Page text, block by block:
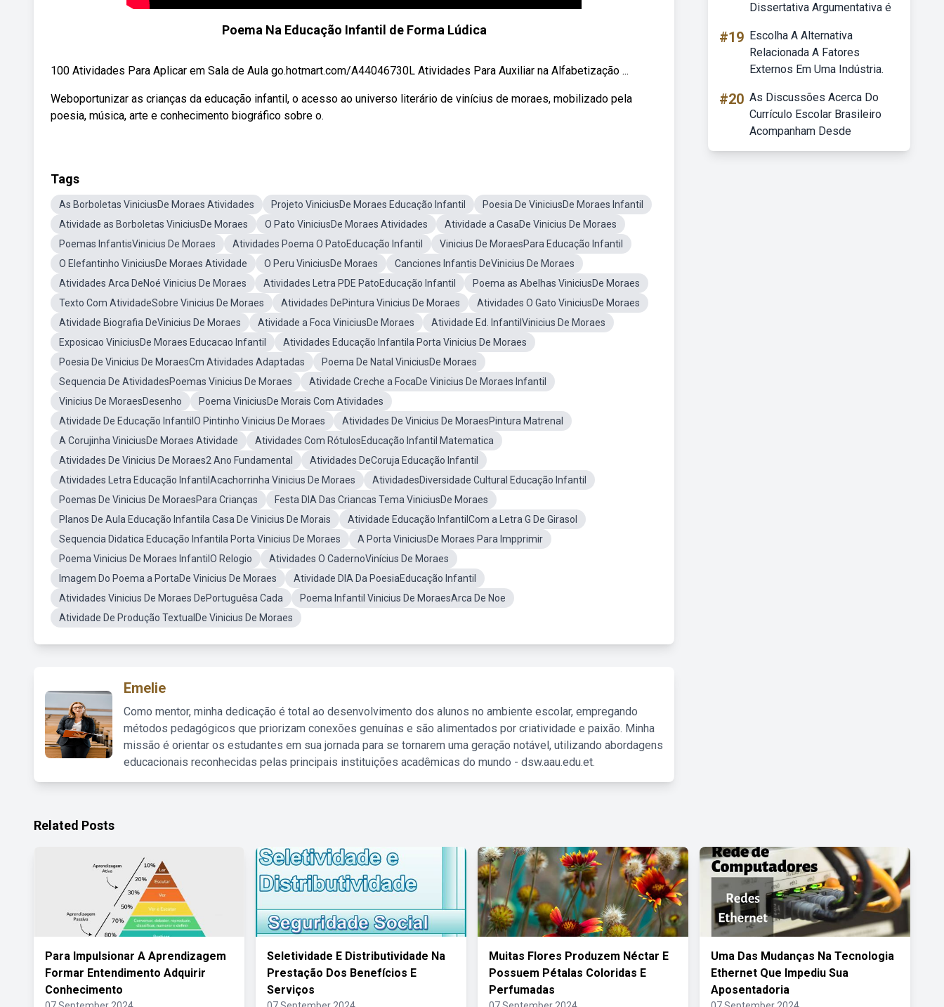
Poema Na Educação Infantil de Forma Lúdica
100 Atividades Para Aplicar em Sala de Aula go.hotmart.com/A44046730L Atividades Para Auxiliar na Alfabetização ...
Weboportunizar as crianças da educação infantil, o acesso ao universo literário de vinícius de moraes, mobilizado pela
poesia, música, arte e conhecimento biográfico sobre o.
Tags
As Borboletas ViniciusDe Moraes Atividades Projeto ViniciusDe Moraes Educação Infantil
Poesia De ViniciusDe Moraes Infantil
Atividade as Borboletas ViniciusDe Moraes
O Pato ViniciusDe Moraes Atividades
Atividade a CasaDe Vinicius De Moraes
Poemas InfantisVinicius De Moraes
Atividades Poema O PatoEducação Infantil
Vinicius De MoraesPara Educação Infantil
O Elefantinho ViniciusDe Moraes Atividade
O Peru ViniciusDe Moraes
Canciones Infantis DeVinicius De Moraes
Atividades Arca DeNoé Vinicius De Moraes
Atividades Letra PDE PatoEducação Infantil
Poema as Abelhas ViniciusDe Moraes
Texto Com AtividadeSobre Vinicius De Moraes
Atividades DePintura Vinicius De Moraes
Atividades O Gato ViniciusDe Moraes
Atividade Biografia DeVinicius De Moraes
Atividade a Foca ViniciusDe Moraes
Atividade Ed. InfantilVinicius De Moraes
Exposicao ViniciusDe Moraes Educacao Infantil
Atividades Educação Infantila Porta Vinicius De Moraes
Poesia De Vinicius De MoraesCm Atividades Adaptadas
Poema De Natal ViniciusDe Moraes
Sequencia De AtividadesPoemas Vinicius De Moraes
Atividade Creche a FocaDe Vinicius De Moraes Infantil
Vinicius De MoraesDesenho
Poema ViniciusDe Morais Com Atividades
Atividade De Educação InfantilO Pintinho Vinicius De Moraes
Atividades De Vinicius De MoraesPintura Matrenal
A Corujinha ViniciusDe Moraes Atividade
Atividades Com RótulosEducação Infantil Matematica
Atividades De Vinicius De Moraes2 Ano Fundamental
Atividades DeCoruja Educação Infantil
Atividades Letra Educação InfantilAcachorrinha Vinicius De Moraes
AtividadesDiversidade Cultural Educação Infantil
Poemas De Vinicius De MoraesPara Crianças
Festa DIA Das Criancas Tema ViniciusDe Moraes
Planos De Aula Educação Infantila Casa De Vinicius De Morais
Atividade Educação InfantilCom a Letra G De Girasol
Sequencia Didatica Educação Infantila Porta Vinicius De Moraes
A Porta ViniciusDe Moraes Para Impprimir
Poema Vinicius De Moraes InfantilO Relogio
Atividades O CadernoVinícius De Moraes
Imagem Do Poema a PortaDe Vinicius De Moraes
Atividade DIA Da PoesiaEducação Infantil
Atividades Vinicius De Moraes DePortuguêsa Cada
Poema Infantil Vinicius De MoraesArca De Noe
Atividade De Produção TextualDe Vinicius De Moraes
Emelie
Como mentor, minha dedicação é total ao desenvolvimento dos alunos no ambiente escolar, empregando
métodos pedagógicos que priorizam conexões genuínas e são alimentados por criatividade e paixão. Minha
missão é orientar os estudantes em sua jornada para se tornarem uma geração notável, utilizando abordagens
educacionais reconhecidas pelas principais instituições acadêmicas do mundo - dsw.aau.edu.et.
Dissertativa Argumentativa é
#19 Escolha A Alternativa
Relacionada A Fatores
Externos Em Uma Indústria.
#20 As Discussões Acerca Do
Currículo Escolar Brasileiro
Acompanham Desde
Related Posts
Para Impulsionar A Aprendizagem
Formar Entendimento Adquirir
Conhecimento
Seletividade E Distributividade Na
Prestação Dos Benefícios E
Serviços
Muitas Flores Produzem Néctar E
Possuem Pétalas Coloridas E
Perfumadas
Uma Das Mudanças Na Tecnologia
Ethernet Que Impediu Sua
Aposentadoria